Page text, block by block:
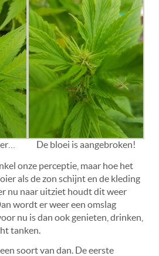
De bloei is aangebroken!
onze perceptie, maar hoe het
als de zon schijnt en de kleding
nu naar uitziet houdt dit weer
wordt er weer een omslag
nu is dan ook genieten, drinken,
tanken.
soort van dan. De eerste